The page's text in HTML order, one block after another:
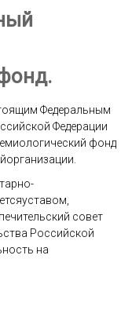
Федеральным
Федерации
фонд
совет
Российской
на